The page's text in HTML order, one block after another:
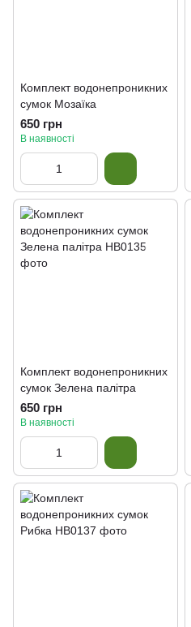
Комплект водонепроникних
сумок Мозаїка
650 грн
В наявності
Комплект водонепроникних
сумок Зелена палітра
650 грн
В наявності